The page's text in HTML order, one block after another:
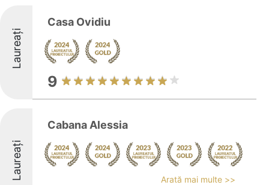
Laureați
Casa Ovidiu
9
Laureați
Cabana Alessia
Arată mai multe >>